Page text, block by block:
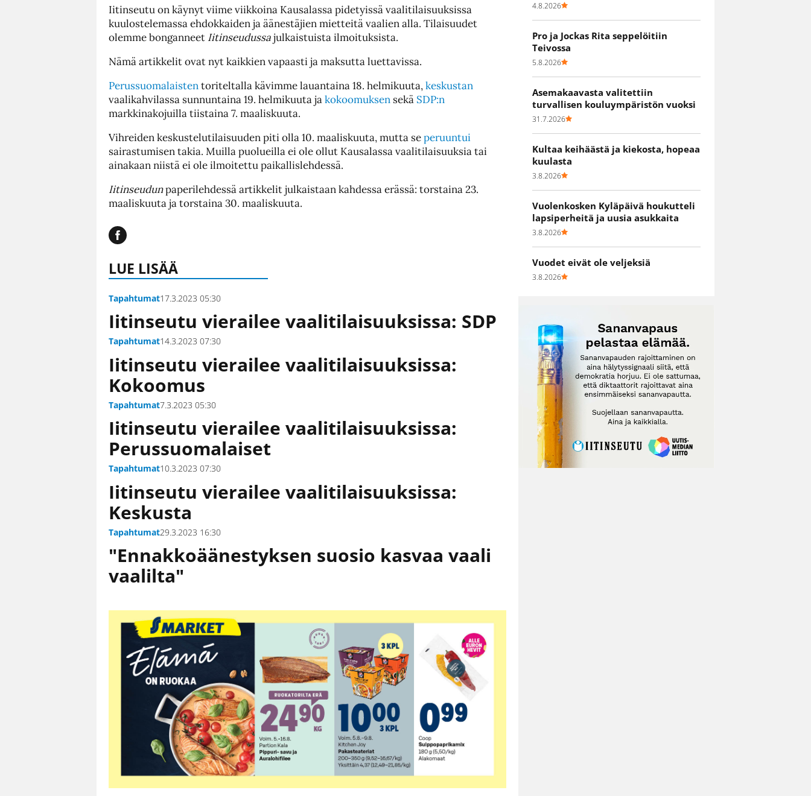
Iitinseutu on käynyt viime viikkoina Kausalassa pidetyissä vaalitilaisuuksissa
kuulostelemassa ehdokkaiden ja äänestäjien mietteitä vaalien alla. Tilaisuudet
olemme bonganneet Iitinseudussajulkaistuista ilmoituksista.
Nämä artikkelit ovat nyt kaikkien vapaasti ja maksutta luettavissa.
Perussuomalaistentoriteltalla kävimme lauantaina 18. helmikuuta,keskustan
vaalikahvilassa sunnuntaina 19. helmikuuta jakokoomuksen sekä SDP:n
markkinakojuilla tiistaina 7. maaliskuuta.
Vihreiden keskustelutilaisuuden piti olla 10. maaliskuuta, mutta seperuuntui
sairastumisen takia. Muilla puolueilla ei ole ollut Kausalassa vaalitilaisuuksia tai
ainakaan niistä ei ole ilmoitettu paikallislehdessä.
Iitinseudunpaperilehdessä artikkelit julkaistaan kahdessa erässä: torstaina 23.
maaliskuuta ja torstaina 30. maaliskuuta.
LUE LISÄÄ
Tapahtumat17.3.2023 05:30
Iitinseutu vierailee vaalitilaisuuksissa: SDP
Tapahtumat14.3.2023 07:30
Iitinseutu vierailee vaalitilaisuuksissa:
Kokoomus
Tapahtumat7.3.2023 05:30
Iitinseutu vierailee vaalitilaisuuksissa:
Perussuomalaiset
Tapahtumat10.3.2023 07:30
Iitinseutu vierailee vaalitilaisuuksissa:
Keskusta
Tapahtumat29.3.2023 16:30
"Ennakkoäänestyksen suosio kasvaa vaali
vaalilta"
4.8.2026
Pro ja Jockas Rita seppelöitiin
Teivossa
5.8.2026
Asemakaavasta valitettiin
turvallisen kouluympäristön vuoksi
31.7.2026
Kultaa keihäästä ja kiekosta, hopeaa
kuulasta
3.8.2026
Vuolenkosken Kyläpäivä houkutteli
lapsiperheitä ja uusia asukkaita
3.8.2026
Vuodet eivät ole veljeksiä
3.8.2026